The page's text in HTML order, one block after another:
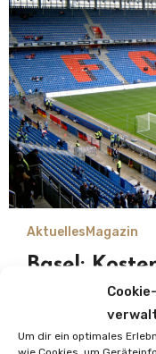
Um dir ein optimales
wie Cookies, um
Aktuelles Magazin
Basel:
Cup-
Oliver Schäfer